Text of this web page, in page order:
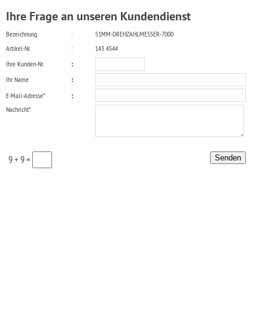
Ihre Frage an unseren Kundendienst
Bezeichnung :
51MM-DREHZAHLMESSER-7000
Artikel-Nr.
:
143 4544
Ihre Kunden-Nr.
:
Ihr Name
:
E-Mail-Adresse*
:
Nachricht*
9 + 9 =